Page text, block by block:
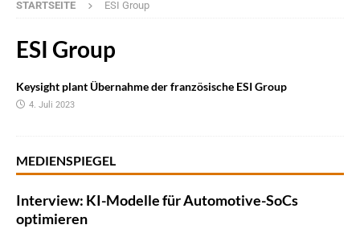
STARTSEITE ESI Group
ESI Group
Keysight plant Übernahme der französische ESI Group
4. Juli 2023
MEDIENSPIEGEL
Interview: KI-Modelle für Automotive-SoCs
optimieren